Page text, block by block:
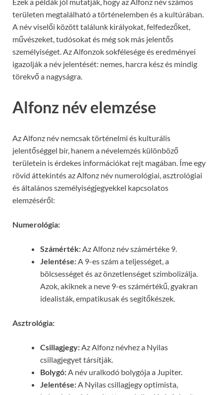
területen megtalálható a történelemben és a kultúrában.
A név viselői között találunk királyokat, felfedezőket,
művészeket, tudósokat és még sok más jelentős
személyiséget. Az Alfonzok sokfélesége és eredményei
igazolják a név jelentését: nemes, harcra kész és mindig
törekvő a nagyságra.
Alfonz név elemzése
Az Alfonz név nemcsak történelmi és kulturális
jelentőséggel bír, hanem a névelemzés különböző
területein is érdekes információkat rejt magában. Íme egy
rövid áttekintés az Alfonz név numerológiai, asztrológiai
és általános személyiségjegyekkel kapcsolatos
elemzéséről:
Numerológia:
Számérték: Az Alfonz név számértéke 9.
Jelentése: A 9-es szám a teljességet, a
bölcsességet és az önzetlenséget szimbolizálja.
Azok, akiknek a neve 9-es számértékű, gyakran
idealisták, empatikusak és segítőkészek.
Asztrológia:
Csillagjegy: Az Alfonz névhez a Nyilas
csillagjegyet társítják.
Bolygó: A név uralkodó bolygója a Jupiter.
Jelentése: A Nyilas csillagjegy optimista,